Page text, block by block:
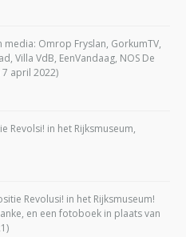
media: Omrop Fryslan, GorkumTV,
Villa VdB, EenVandaag, NOS De
april 2022)
Revolsi! in het Rijksmuseum,
Revolusi! in het Rijksmuseum!
en een fotoboek in plaats van